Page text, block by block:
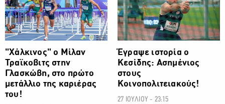
"Χάλκινος" ο Μίλαν
Τραϊκοβιτς στην
Γλασκώβη, στο πρώτο
μετάλλιο της καριέρας
του!
Έγραψε ιστορία ο
Κεσίδης: Ασημένιος
στους
Κοινοπολιτειακούς!
27 ΙΟΥΛΙΟΥ - 23:15